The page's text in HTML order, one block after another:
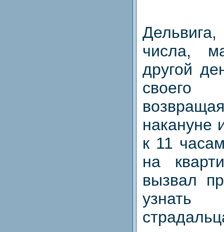
числа,
другой
накануне
к 11
на
вызвал
узнать